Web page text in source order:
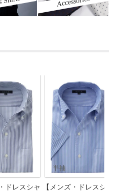
ドレスシャ
【メンズ・ドレスシャ